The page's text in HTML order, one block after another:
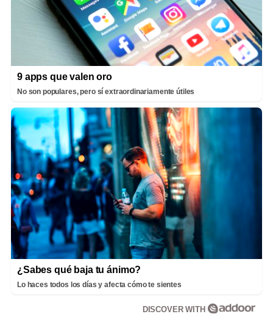
9 apps que valen oro
No son populares, pero sí extraordinariamente útiles
¿Sabes qué baja tu ánimo?
Lo haces todos los días y afecta cómo te sientes
DISCOVER WITH